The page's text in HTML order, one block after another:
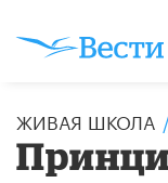
ЖИВАЯ ШКОЛА